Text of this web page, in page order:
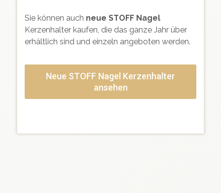
Sie können auch neue STOFF Nagel
Kerzenhalter kaufen, die das ganze Jahr über
erhältlich sind und einzeln angeboten werden.
Neue STOFF Nagel Kerzenhalter
ansehen